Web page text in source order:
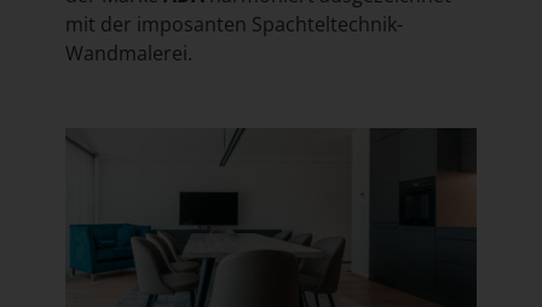
mit der imposanten Spachteltechnik-
Wandmalerei.